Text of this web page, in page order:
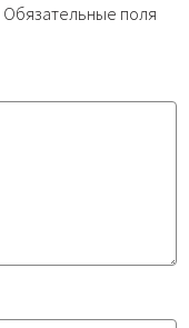
Обязательные поля